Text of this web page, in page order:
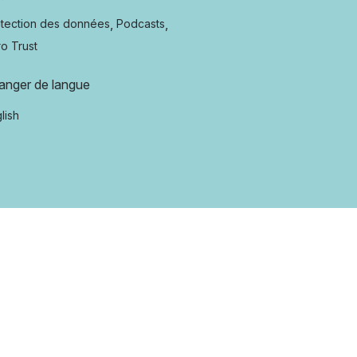
des données,Podcasts,
Trust
de langue